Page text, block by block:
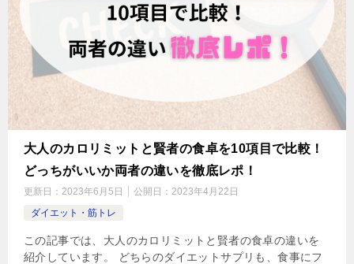
大人のカロリミットと賢者の食卓を10項目で比較！
どっちがいいか両者の違いを徹底レポ！
更新日： 2023年6月5日 公開日： 2023年4月22日
ダイエット・筋トレ
この記事では、大人のカロリミットと賢者の食卓の違いを
紹介しています。 どちらのダイエットサプリも、食事にフ